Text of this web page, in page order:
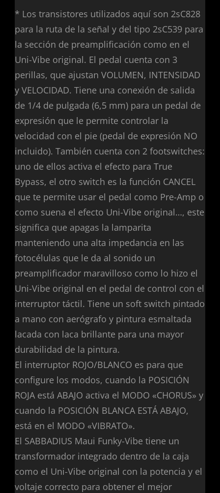
* Los transistores utilizados aquí son 2sC828
para la ruta de la señal y del tipo 2sC539 para
la sección de preamplificación como en el
Uni-Vibe original. El pedal cuenta con 3
perillas, que ajustan VOLUMEN, INTENSIDAD
y VELOCIDAD. Tiene una conexión de salida
de 1/4 de pulgada (6,5 mm) para un pedal de
expresión que le permite controlar la
velocidad con el pie (pedal de expresión NO
incluido). También cuenta con 2 footswitches:
uno de ellos activa el efecto para True
Bypass, el otro switch es la función CANCEL
que te permite usar el pedal como Pre-Amp o
como suena el efecto Uni-Vibe original…, este
significa que apagas la lamparita
manteniendo una alta impedancia en las
fotocélulas que le da al sonido un
preamplificador maravilloso como lo hizo el
Uni-Vibe original en el pedal de control con el
interruptor táctil. Tiene un soft switch pintado
a mano con aerógrafo y pintura esmaltada
lacada con laca brillante para una mayor
durabilidad de la pintura.
El interruptor ROJO/BLANCO es para que
configure los modos, cuando la POSICIÓN
ROJA está ABAJO activa el MODO «CHORUS» y
cuando la POSICIÓN BLANCA ESTÁ ABAJO,
está en el MODO «VIBRATO».
El SABBADIUS Maui Funky-Vibe tiene un
transformador integrado dentro de la caja
como el Uni-Vibe original con la potencia y el
voltaje correcto para obtener el mejor